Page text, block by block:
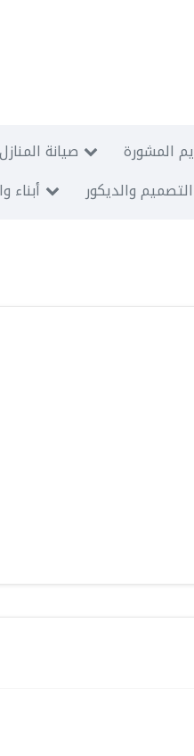
صيانة المنازل المشورة
أبناء التصميم والديكور